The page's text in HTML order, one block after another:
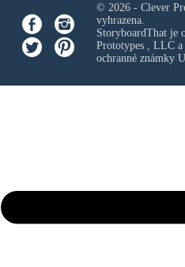
© 2026 - Clever
vyhrazena.
StoryboardThat je
Prototypes , LLCa
ochranné známky